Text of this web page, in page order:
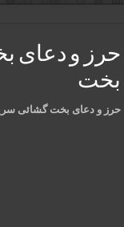
الحسنی برآورده شدن
و اذکار مجرب
حرز و دعای
بخت
حرز و دعای بخت گشائی